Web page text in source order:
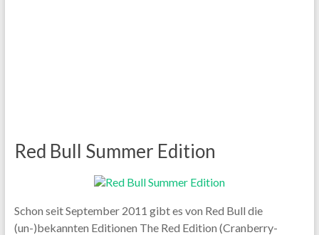
Red Bull Summer Edition
Schon seit September 2011 gibt es von Red Bull die
(un-)bekannten Editionen The Red Edition (Cranberry-